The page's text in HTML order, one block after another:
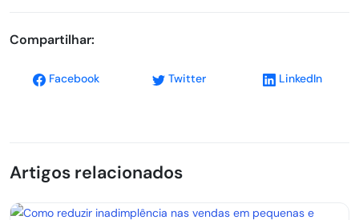
Compartilhar:
Facebook Twitter LinkedIn
Artigos relacionados